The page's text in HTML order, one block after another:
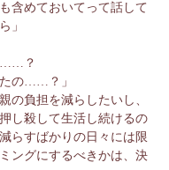
含めておいてって話して
」
……？
たの……？」
負担を減らしたいし、
し殺して生活し続けるの
らすばかりの日々には限
ングにするべきかは、決